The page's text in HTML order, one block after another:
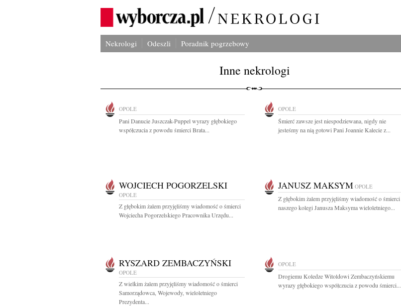
Nekrologi Odeszli Poradnik pogrzebowy
Inne nekrologi
OPOLE
Pani Danucie Juszczak-Puppel wyrazy głębokiego
współczucia z powodu śmierci Brata...
OPOLE
Śmierć zawsze jest niespodziewana, nigdy nie
jesteśmy na nią gotowi Pani Joannie Kalecie z...
WOJCIECH POGORZELSKI
OPOLE
Z głębokim żalem przyjęliśmy wiadomość o śmierci
Wojciecha Pogorzelskiego Pracownika Urzędu...
JANUSZ MAKSYM OPOLE
Z głębokim żalem przyjęliśmy wiadomość o śmierci
naszego kolegi Janusza Maksyma wieloletniego...
RYSZARD ZEMBACZYŃSKI
OPOLE
Z wielkim żalem przyjęliśmy wiadomość o śmierci
Samorządowca, Wojewody, wieloletniego
Prezydenta...
OPOLE
Drogiemu Koledze Witoldowi Zembaczyńskiemu
wyrazy głębokiego współczucia z powodu śmierci...